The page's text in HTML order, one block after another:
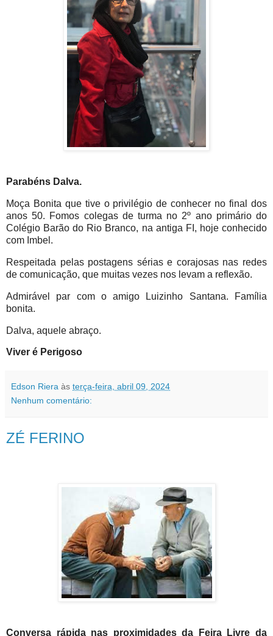
Parabéns Dalva.
Moça Bonita que tive o privilégio de conhecer no final dos
anos 50. Fomos colegas de turma no 2º ano primário do
Colégio Barão do Rio Branco, na antiga FI, hoje conhecido
com Imbel.
Respeitada pelas postagens sérias e corajosas nas redes
de comunicação, que muitas vezes nos levam a reflexão.
Admirável par com o amigo Luizinho Santana. Família
bonita.
Dalva, aquele abraço.
Viver é Perigoso
Edson Riera às terça-feira, abril 09, 2024
Nenhum comentário:
ZÉ FERINO
Conversa rápida nas proximidades da Feira Livre da